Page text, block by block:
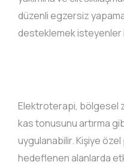
düzenli egzersiz
desteklemek isteyenler
Elektroterapi, bölgesel
kas tonusunu artırma
uygulanabilir. Kişiye
hedeflenen alanlarda